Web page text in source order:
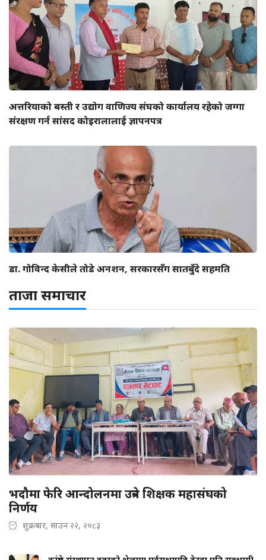
अत्तरियाको बस्ती र उद्योग वाणिज्य संघको कार्यालय रहेको जग्गा
संरक्षण गर्न सांसद कोइरालालाई ज्ञापनपत्र
डा. गोविन्द केसीले तोडे अनशन, सरकारसँग सातबुँदे सहमति
ताजा समाचार
भदौमा फेरि आन्दोलनमा उत्रने शिक्षक महासंघको
निर्णय
शुक्रबार, साउन २२, २०८३